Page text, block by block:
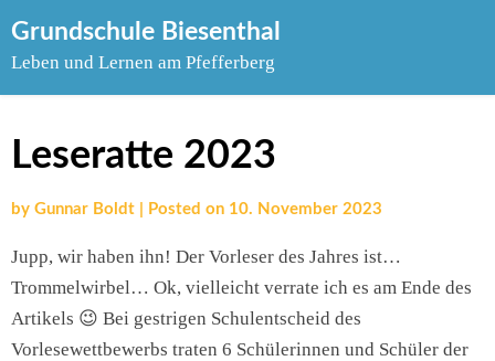
to
Grundschule Biesenthal
Leben und Lernen am Pfefferberg
Leseratte 2023
by Gunnar Boldt Posted on 10. November 2023
Jupp, wir haben ihn! Der Vorleser des Jahres ist…
Trommelwirbel… Ok, vielleicht verrate ich es am Ende des
Artikels 😉 Bei gestrigen Schulentscheid des
Vorlesewettbewerbs traten 6 Schülerinnen und Schüler der